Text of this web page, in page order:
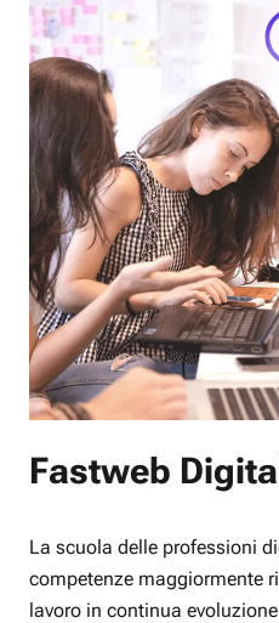
Fastweb
La scuola delle professioni
competenze maggiormente
lavoro in continua